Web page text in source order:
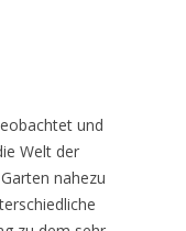
und
Welt der
nahezu